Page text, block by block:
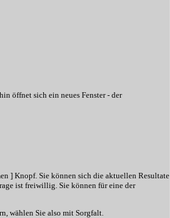
öffnet sich ein neues Fenster - der
] Knopf. Sie können sich die aktuellen Resultate
ist freiwillig. Sie können für eine der
wählen Sie also mit Sorgfalt.